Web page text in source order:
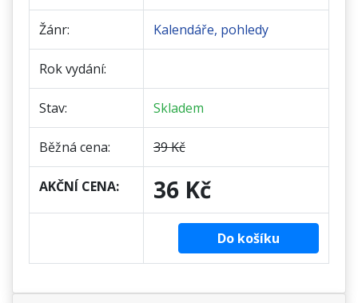
Žánr: Kalendáře, pohledy
Rok vydání:
Stav: Skladem
Běžná cena: 39 Kč
AKČNÍ CENA: 36 Kč
Do košíku